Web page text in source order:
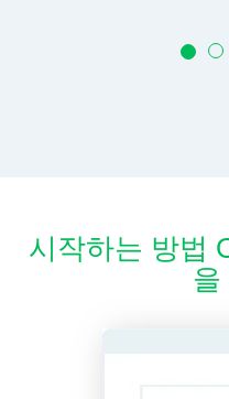
시작하는 방법
을